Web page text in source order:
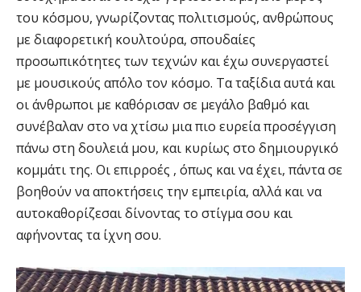
του κόσμου, γνωρίζοντας πολιτισμούς, ανθρώπους
με διαφορετική κουλτούρα, σπουδαίες
προσωπικότητες των τεχνών και έχω συνεργαστεί
με μουσικούς απ΄όλο τον κόσμο. Τα ταξίδια αυτά και
οι άνθρωποι με καθόρισαν σε μεγάλο βαθμό και
συνέβαλαν στο να χτίσω μια πιο ευρεία προσέγγιση
πάνω στη δουλειά μου, και κυρίως στο δημιουργικό
κομμάτι της. Οι επιρροές , όπως και να έχει, πάντα σε
βοηθούν να αποκτήσεις την εμπειρία, αλλά και να
αυτοκαθορίζεσαι δίνοντας το στίγμα σου και
αφήνοντας τα ίχνη σου.